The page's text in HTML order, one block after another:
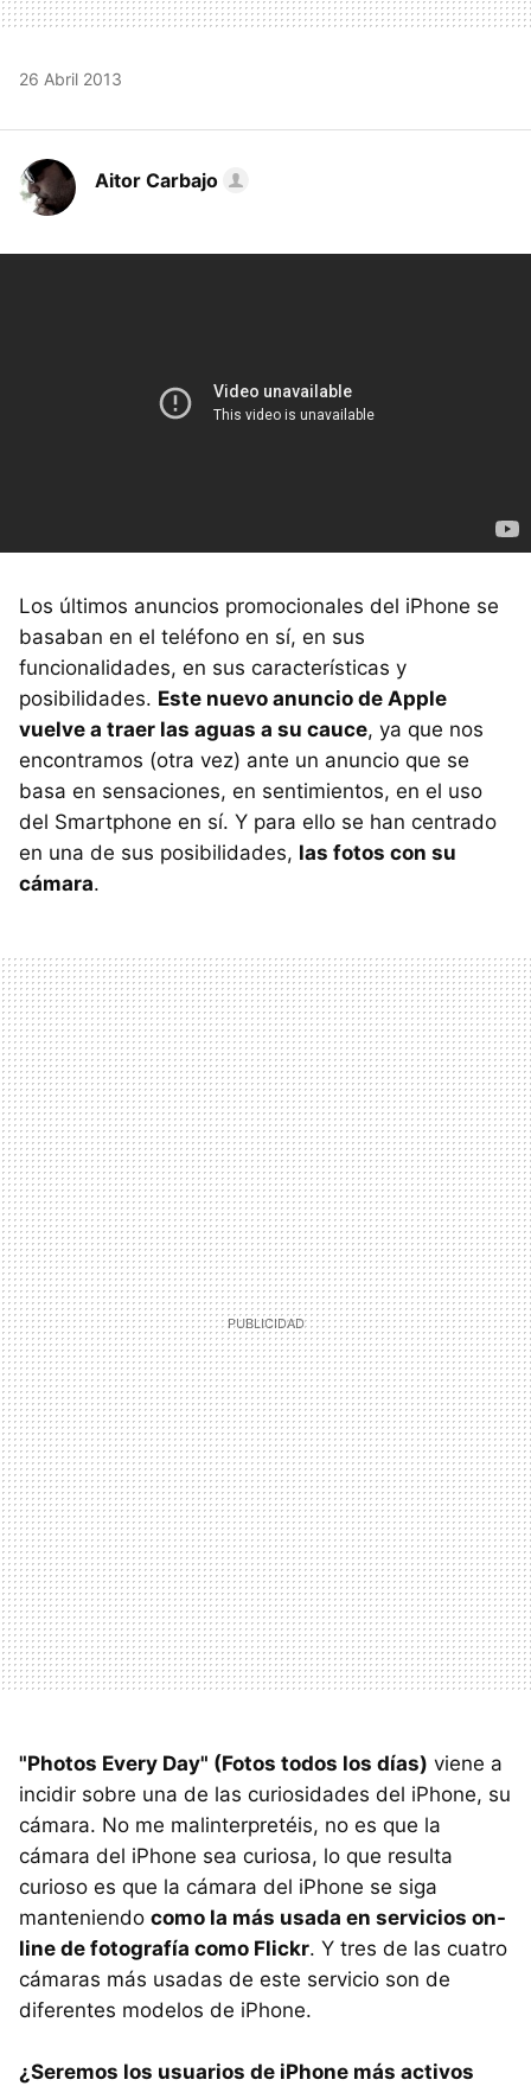
26 Abril 2013
Aitor Carbajo
Los últimos anuncios promocionales del iPhone se
basaban en el teléfono en sí, en sus
funcionalidades, en sus características y
posibilidades. Este nuevo anuncio de Apple
vuelve a traer las aguas a su cauce, ya que nos
encontramos (otra vez) ante un anuncio que se
basa en sensaciones, en sentimientos, en el uso
del Smartphone en sí. Y para ello se han centrado
en una de sus posibilidades, las fotos con su
cámara.
"Photos Every Day" (Fotos todos los días) viene a
incidir sobre una de las curiosidades del iPhone, su
cámara. No me malinterpretéis, no es que la
cámara del iPhone sea curiosa, lo que resulta
curioso es que la cámara del iPhone se siga
manteniendo como la más usada en servicios on-
line de fotografía como Flickr. Y tres de las cuatro
cámaras más usadas de este servicio son de
diferentes modelos de iPhone.
¿Seremos los usuarios de iPhone más activos